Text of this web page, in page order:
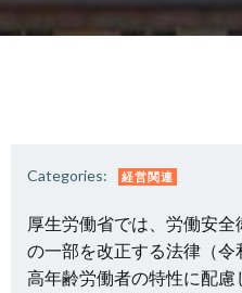
Categories: 経営関連
厚生労働省では、労働安
の一部を改正する法律（令
高年齢労働者の特性に配慮